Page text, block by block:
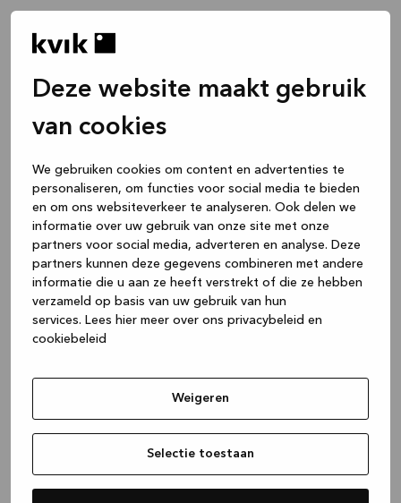
Deze website maakt gebruik
van cookies
We gebruiken cookies om content en advertenties te
personaliseren, om functies voor social media te bieden
en om ons websiteverkeer te analyseren. Ook delen we
informatie over uw gebruik van onze site met onze
partners voor social media, adverteren en analyse. Deze
partners kunnen deze gegevens combineren met andere
informatie die u aan ze heeft verstrekt of die ze hebben
verzameld op basis van uw gebruik van hun
services. Lees hier meer over ons privacybeleid en
cookiebeleid
Weigeren
Selectie toestaan
(see the browser console for more
information).